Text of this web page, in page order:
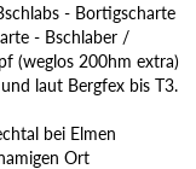
- Bortigscharte
- Bschlaber /
(weglos 200hm extra)
laut Bergfex bis T3.
bei Elmen
Ort